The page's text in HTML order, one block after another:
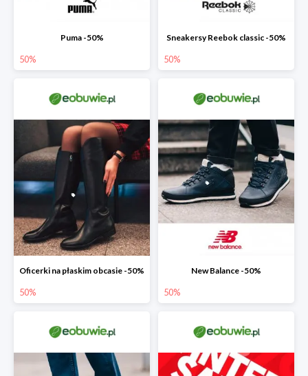
Puma -50%
50%
Sneakersy Reebok classic -50%
50%
Oficerki na płaskim obcasie -50%
50%
New Balance -50%
50%